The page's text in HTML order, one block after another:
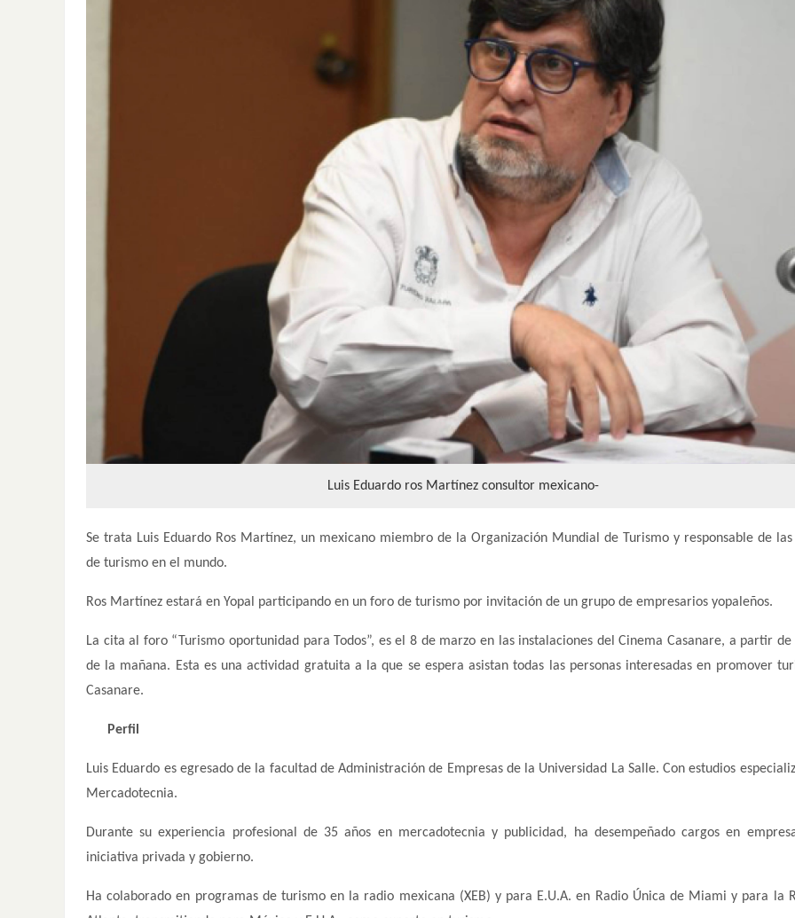
Luis Eduardo ros Martínez consultor mexicano-
Se trata Luis Eduardo Ros Martínez, un mexicano miembro de la Organización Mundial de Turismo y responsable de las
de turismo en el mundo.
Ros Martínez estará en Yopal participando en un foro de turismo por invitación de un grupo de empresarios yopaleños.
La cita al foro “Turismo oportunidad para Todos”, es el 8 de marzo en las instalaciones del Cinema Casanare, a partir de
de la mañana. Esta es una actividad gratuita a la que se espera asistan todas las personas interesadas en promover
Casanare.
Perfil
Luis Eduardo es egresado de la facultad de Administración de Empresas de la Universidad La Salle. Con estudios
Mercadotecnia.
Durante su experiencia profesional de 35 años en mercadotecnia y publicidad, ha desempeñado cargos en
iniciativa privada y gobierno.
Ha colaborado en programas de turismo en la radio mexicana (XEB) y para E.U.A. en Radio Única de Miami y para la